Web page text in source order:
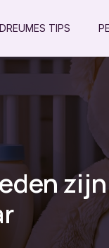
DREUMES TIPS